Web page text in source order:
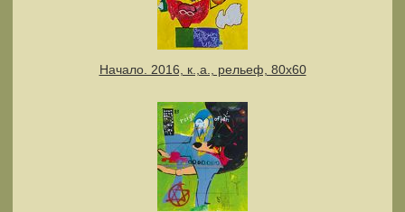
Начало. 2016, к.,а., рельеф, 80х60